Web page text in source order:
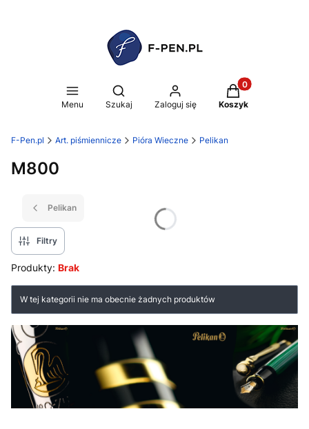
Menu
Otwórz wyszukiwarkę
Szukaj Zaloguj się
Produkty w
Koszyk
F-Pen.pl Art. piśmiennicze Pióra Wieczne Pelikan
M800
Pelikan
Filtry
Produkty: Brak
Lista produktów
W tej kategorii nie ma obecnie żadnych produktów